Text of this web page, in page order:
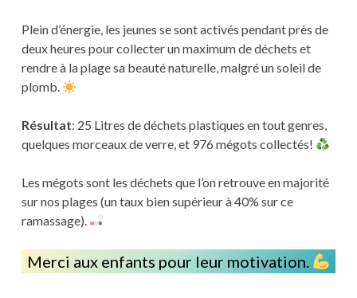
Plein d’énergie, les jeunes se sont activés pendant près de
deux heures pour collecter un maximum de déchets et
rendre à la plage sa beauté naturelle, malgré un soleil de
plomb.
Résultat: 25 Litres de déchets plastiques en tout genres,
quelques morceaux de verre, et 976 mégots collectés!
Les mégots sont les déchets que l’on retrouve en majorité
sur nos plages (un taux bien supérieur à 40% sur ce
ramassage).
Merci aux enfants pour leur motivation.